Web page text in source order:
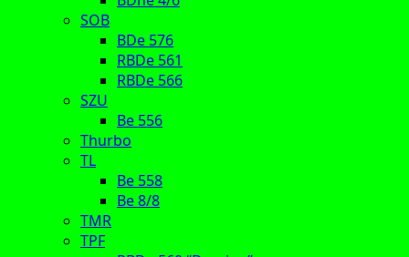
SOB
BDe 576
RBDe 561
RBDe 566
SZU
Be 556
Thurbo
TL
Be 558
Be 8/8
TMR
TPF